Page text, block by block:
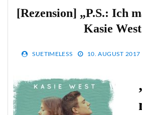
[Rezension] „P.S.: Ich
Kasie West
SUETIMELESS 10. AUGUST 2017